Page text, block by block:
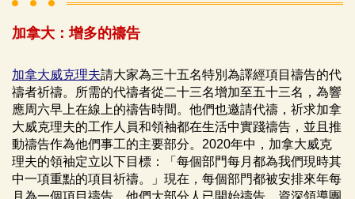
加拿大：增多的禱告
加拿大威克理夫請大家為三十五名特別為譯經項目禱告的代
禱者祈禱。所需的代禱者從二十三名增加至五十三名，為響
應周六早上在線上的禱告時間。他們也邀請代禱，祈求加拿
大威克理夫的工作人員和領袖都在生活中實踐禱告，並且推
動禱告作為他們事工的主要部分。2020年中，加拿大威克
理夫的領袖定立以下目標：「每個部門每月都為我們現時其
中一項重點的項目祈禱。」現在，每個部門都被安排來年每
月為一個項目禱告，他們大部分人已開始禱告。資深領導團